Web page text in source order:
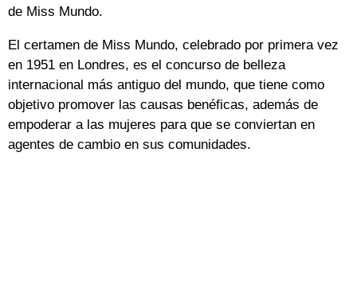
de Miss Mundo.
El certamen de Miss Mundo, celebrado por primera vez
en 1951 en Londres, es el concurso de belleza
internacional más antiguo del mundo, que tiene como
objetivo promover las causas benéficas, además de
empoderar a las mujeres para que se conviertan en
agentes de cambio en sus comunidades.